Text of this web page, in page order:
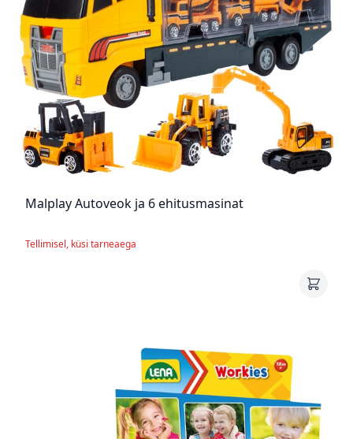
Malplay Autoveok ja 6 ehitusmasinat
Tellimisel, küsi tarneaega